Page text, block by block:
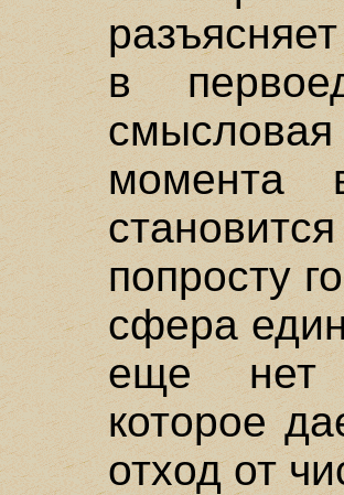
в
момента
попросту
сфера
еще нет
которое
отход от